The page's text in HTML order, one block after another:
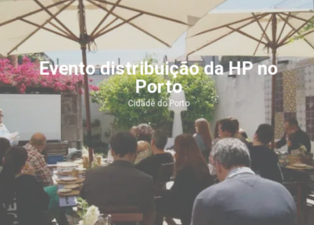
Evento distribuição da HP no
Porto
Cidade do Porto